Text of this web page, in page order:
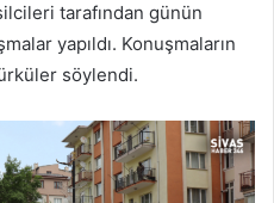
tarafından günün
yapıldı. Konuşmaların
söylendi.